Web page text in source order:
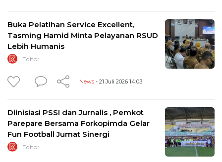
Buka Pelatihan Service Excellent,
Tasming Hamid Minta Pelayanan RSUD
Lebih Humanis
Editor
News - 21 Juli 2026 14:03
Diinisiasi PSSI dan Jurnalis , Pemkot
Parepare Bersama Forkopimda Gelar
Fun Football Jumat Sinergi
Editor